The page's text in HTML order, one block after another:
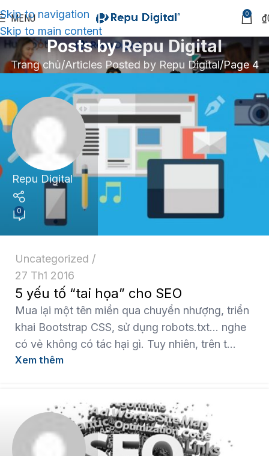
Skip to navigation
Skip to main content
MENU 0 ₫
Posts byRepu Digital
Trang chủ Articles Posted by Repu Digital Page 4
Repu Digital
0
Uncategorized
27 Th1 2016
5 yếu tố “tai họa” cho SEO
Mua lại một tên miền qua chuyển nhượng, triển
khai Bootstrap CSS, sử dụng robots.txt… nghe
có vẻ không có tác hại gì. Tuy nhiên, trên t...
Xem thêm